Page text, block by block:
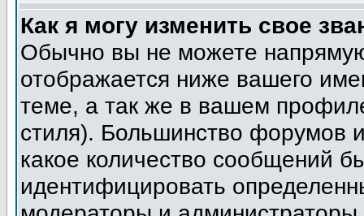
Как я могу изменить свое
Обычно вы не можете
отображается ниже вашего
теме, а так же в вашем
стиля). Большинство форумов
какое количество сообщений
идентифицировать